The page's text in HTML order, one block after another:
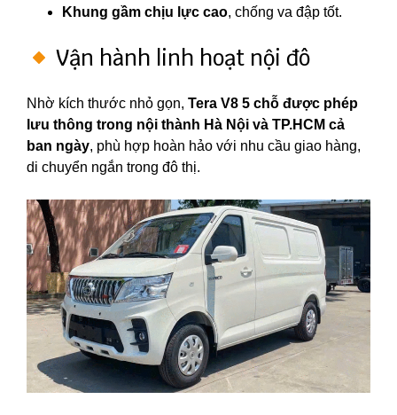
Khung gầm chịu lực cao, chống va đập tốt.
Vận hành linh hoạt nội đô
Nhờ kích thước nhỏ gọn, Tera V8 5 chỗ được phép
lưu thông trong nội thành Hà Nội và TP.HCM cả
ban ngày, phù hợp hoàn hảo với nhu cầu giao hàng,
di chuyển ngắn trong đô thị.